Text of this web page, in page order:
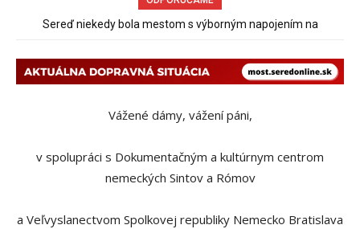
Sereď niekedy bola mestom s výborným napojením na
Pri venčení na Jesenského ulici mal usmrtiť psíka vlčiak, ktorý
Vážené dámy, vážení páni,
v spolupráci s Dokumentačným a kultúrnym centrom
nemeckých Sintov a Rómov
a Veľvyslanectvom Spolkovej republiky Nemecko Bratislava